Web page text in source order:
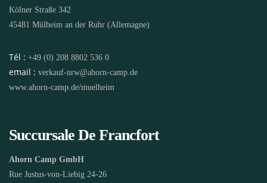
Kölner Straße 342
45481 Mülheim an der Ruhr (Allemagne)
Tél : +49 (0) 208 8802 536 0
email : verkauf-nrw@ahorn-camp.de
www.ahorn-camp.de/muelheim
Succursale De Francfort
Ahorn Camp GmbH
Rue Justus-von-Liebig 24-26